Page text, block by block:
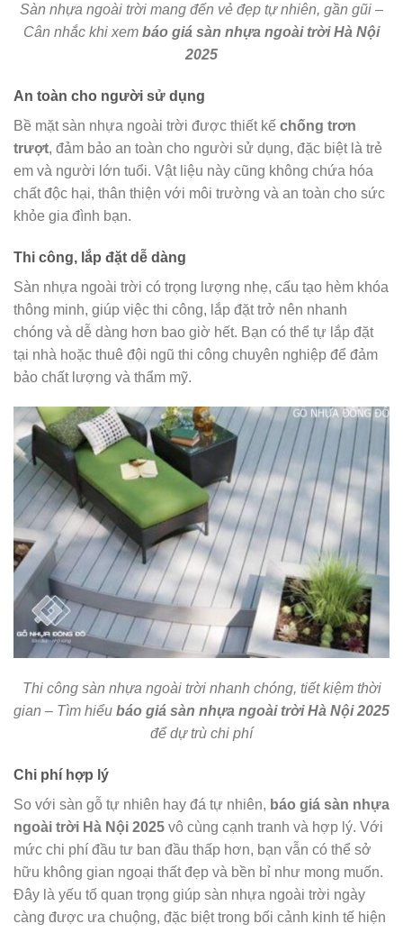
Sàn nhựa ngoài trời mang đến vẻ đẹp tự nhiên, gần gũi –
Cân nhắc khi xem báo giá sàn nhựa ngoài trời Hà Nội
2025
An toàn cho người sử dụng
Bề mặt sàn nhựa ngoài trời được thiết kế chống trơn
trượt, đảm bảo an toàn cho người sử dụng, đặc biệt là trẻ
em và người lớn tuổi. Vật liệu này cũng không chứa hóa
chất độc hại, thân thiện với môi trường và an toàn cho sức
khỏe gia đình bạn.
Thi công, lắp đặt dễ dàng
Sàn nhựa ngoài trời có trọng lượng nhẹ, cấu tạo hèm khóa
thông minh, giúp việc thi công, lắp đặt trở nên nhanh
chóng và dễ dàng hơn bao giờ hết. Bạn có thể tự lắp đặt
tại nhà hoặc thuê đội ngũ thi công chuyên nghiệp để đảm
bảo chất lượng và thẩm mỹ.
Thi công sàn nhựa ngoài trời nhanh chóng, tiết kiệm thời
gian – Tìm hiểu báo giá sàn nhựa ngoài trời Hà Nội 2025
để dự trù chi phí
Chi phí hợp lý
So với sàn gỗ tự nhiên hay đá tự nhiên, báo giá sàn nhựa
ngoài trời Hà Nội 2025 vô cùng cạnh tranh và hợp lý. Với
mức chi phí đầu tư ban đầu thấp hơn, bạn vẫn có thể sở
hữu không gian ngoại thất đẹp và bền bỉ như mong muốn.
Đây là yếu tố quan trọng giúp sàn nhựa ngoài trời ngày
càng được ưa chuộng, đặc biệt trong bối cảnh kinh tế hiện